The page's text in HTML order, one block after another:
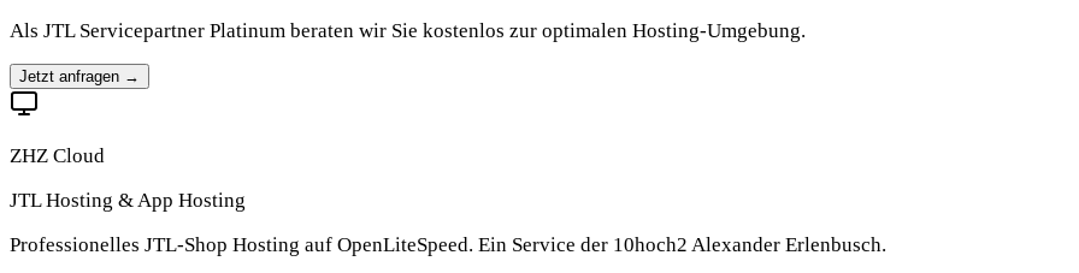
Als JTL Servicepartner Platinum beraten wir Sie kostenlos zur optimalen Hosting-Umgebung.
Jetzt anfragen →
ZHZ Cloud
JTL Hosting & App Hosting
Professionelles JTL-Shop Hosting auf OpenLiteSpeed. Ein Service der 10hoch2 Alexander Erlenbusch.